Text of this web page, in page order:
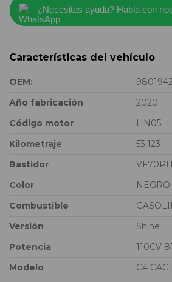
¿Necesitas ayuda? Habla con
Características del vehículo
OEM:
Año fabricación
2020
Código motor
HN05
Kilometraje
53.123
Bastidor
Color
NEGRO
Combustible
Versión
Shine
Potencia
110CV
Modelo
C4